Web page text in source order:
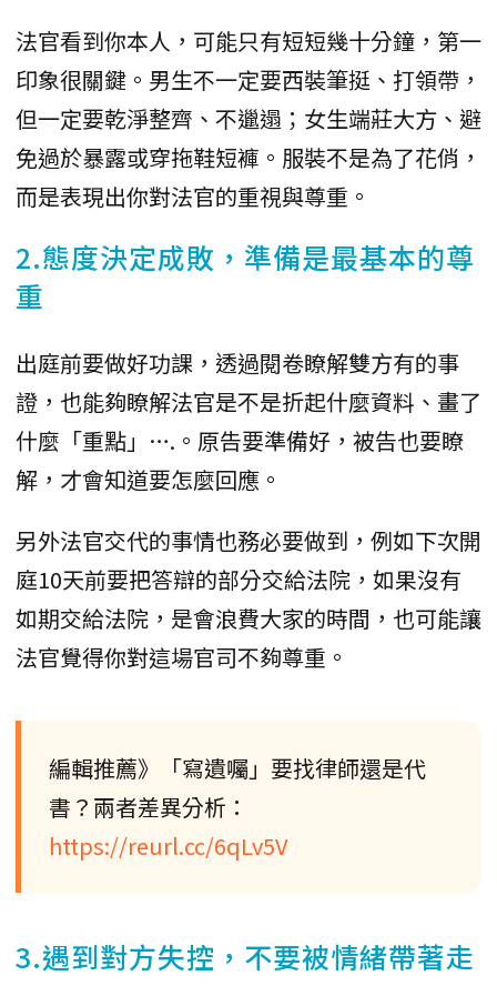
法官看到你本人，可能只有短短幾十分鐘，第一
印象很關鍵。男生不一定要西裝筆挺、打領帶，
但一定要乾淨整齊、不邋遢；女生端莊大方、避
免過於暴露或穿拖鞋短褲。服裝不是為了花俏，
而是表現出你對法官的重視與尊重。
2.態度決定成敗，準備是最基本的尊
重
出庭前要做好功課，透過閱卷瞭解雙方有的事
證，也能夠瞭解法官是不是折起什麼資料、畫了
什麼「重點」….。原告要準備好，被告也要瞭
解，才會知道要怎麼回應。
另外法官交代的事情也務必要做到，例如下次開
庭10天前要把答辯的部分交給法院，如果沒有
如期交給法院，是會浪費大家的時間，也可能讓
法官覺得你對這場官司不夠尊重。
編輯推薦》「寫遺囑」要找律師還是代
書？兩者差異分析：
https://reurl.cc/6qLv5V
3.遇到對方失控，不要被情緒帶著走